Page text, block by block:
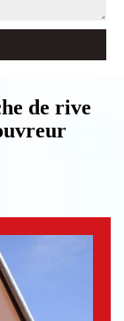
de rive